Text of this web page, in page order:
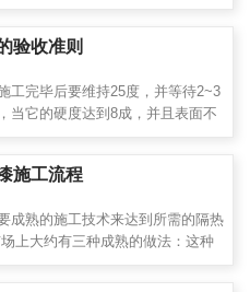
验收准则
工完毕后要维持25度，并等待2~3
当它的硬度达到8成，并且表面不
施工流程
成熟的施工技术来达到所需的隔热
上大约有三种成熟的做法：这种